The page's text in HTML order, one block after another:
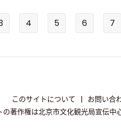
4 5 6 7
このサイトについて | お問い合
の著作権は北京市文化観光局宣伝中